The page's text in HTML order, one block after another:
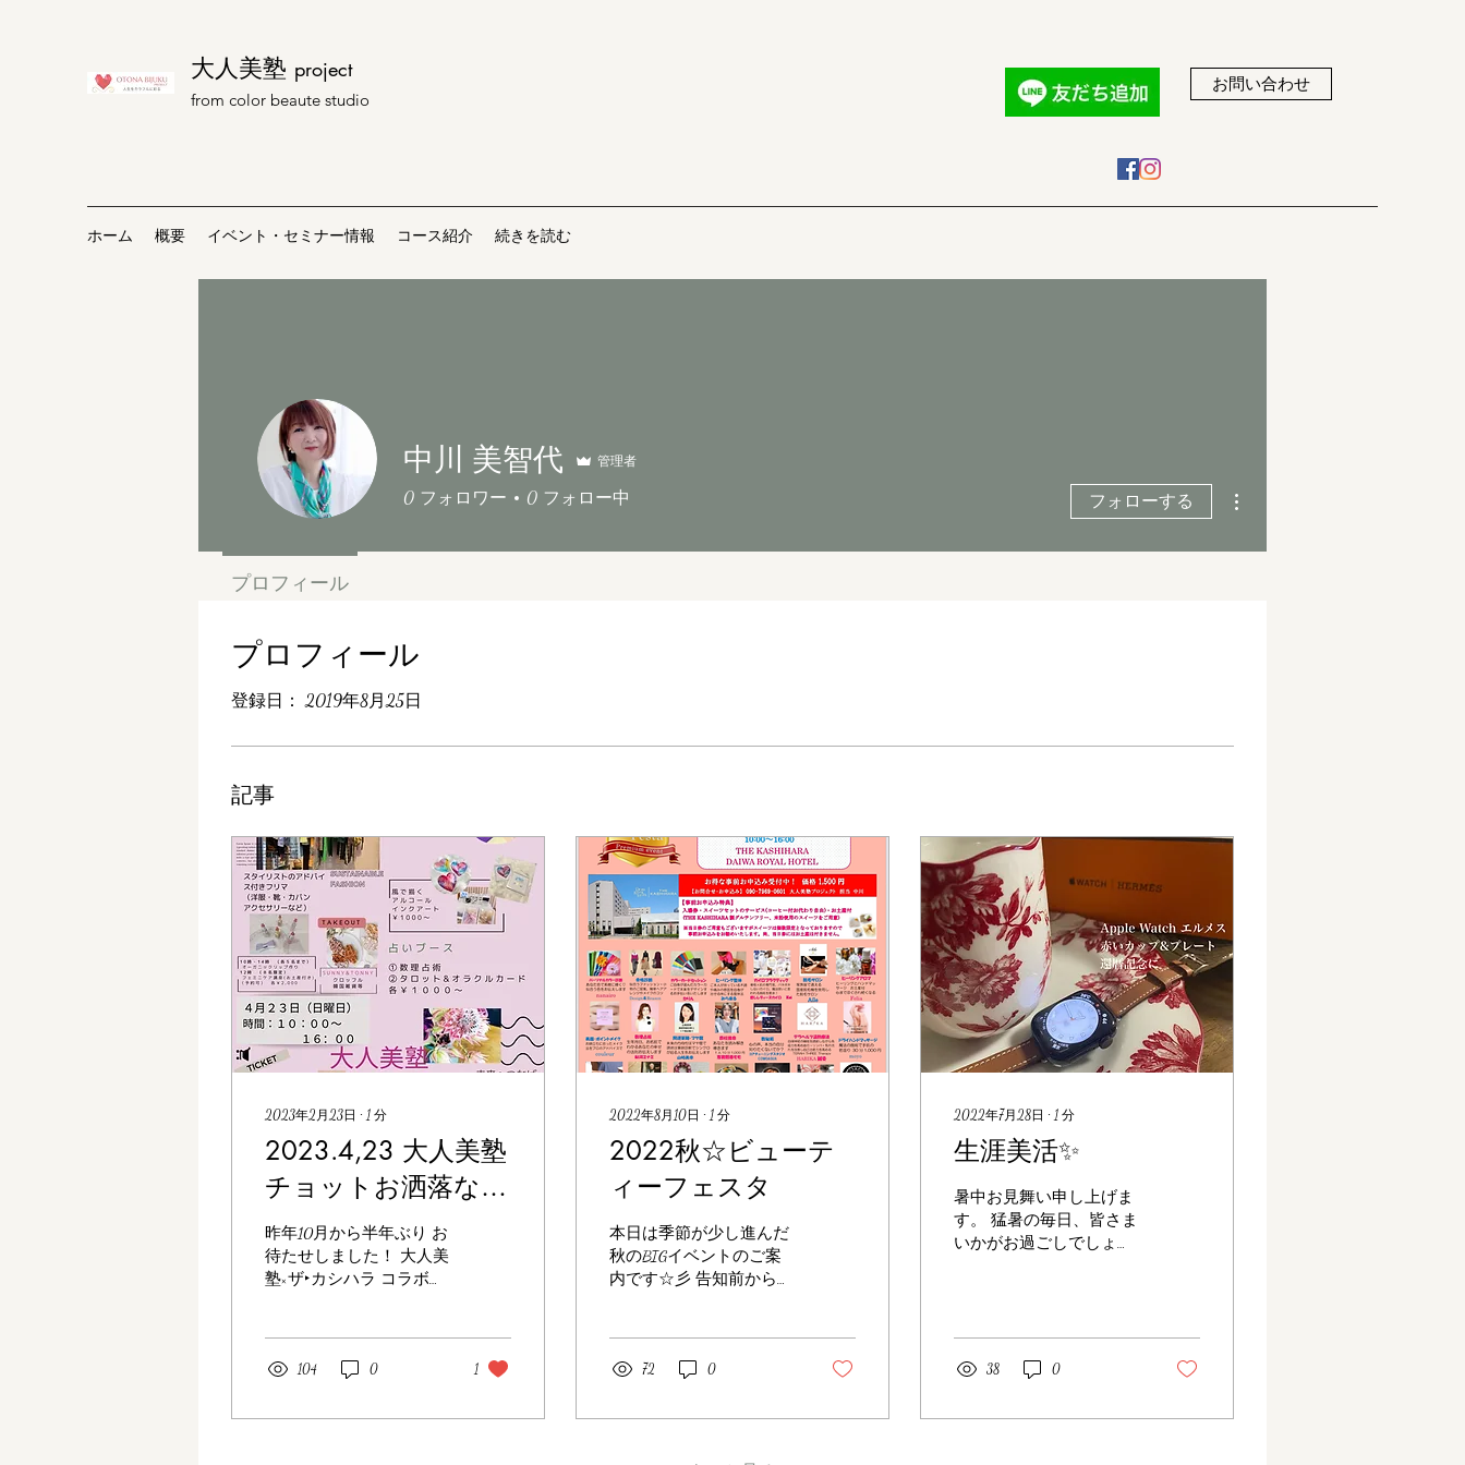
大人美塾 ​project
from color beaute studio
お問い合わせ
ホーム 概要 イベント・セミナー情報 コース紹介 続きを読む
プロフィール
登録日： 2019年8月25日
記事
2023年2月23日 ∙ 1 分
2023.4,23 大人美塾
チョットお洒落なフ
リマ・マルシェ
昨年10月から半年ぶり お
待たせしました！ 大人美
塾×ザ‣カシハラ コラボイ
シェ』のご案内 4月23日
ハラ（旧橿原ロイヤルホ
104 0 1
2022年8月10日 ∙ 1 分
2022秋☆ビューテ
ィーフェスタ
本日は季節が少し進んだ
秋のBIGイベントのご案
内です☆彡 告知前から
ーホテルTHE KASHIHARA×
トです。 ホテルイベント
72 0
2022年7月28日 ∙ 1 分
生涯美活✨
暑中お見舞い申し上げま
す。 猛暑の毎日、皆さま
いかがお過ごしでしょう
私事ではございますが先
日とうとう還暦を迎えま
した^ ^ さすがにチャンチ
はなかったですが笑...
38 0
中川 美智代 管理者
0 フォロワー 0 フォロー中 フォローする
プロフィール